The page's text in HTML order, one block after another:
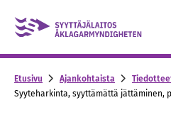
Skip to content -
Etusivu Ajankohtaista
Syyteharkinta, syyttämättä jättäminen,